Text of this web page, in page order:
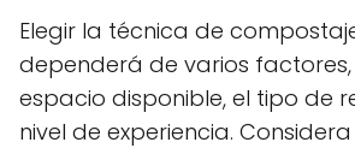
Elegir la técnica de
dependerá de varios
espacio disponible, el tipo de
nivel de experiencia.